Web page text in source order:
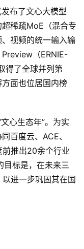
布了文心大模型
稀疏MoE（混合专
视频的统一输入输
（ERNIE-
得了全球并列第
面也位居国内榜
心生态年”。为实
百度云、ACE、
推出20余个行业
目标是，在未来三
进一步巩固其在国